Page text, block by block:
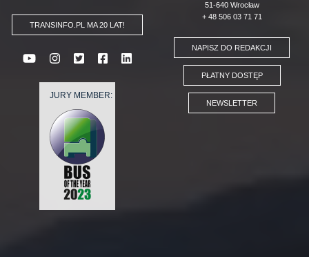
TRANSINFO.PL MA 20 LAT!
JURY MEMBER:
51-640 Wrocław
+ 48 506 03 71 71
NAPISZ DO REDAKCJI
PŁATNY DOSTĘP
NEWSLETTER